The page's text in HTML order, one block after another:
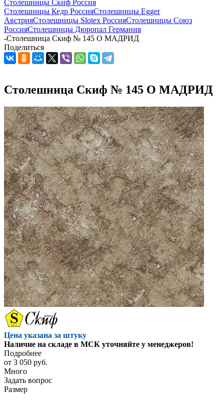
Столешницы Скиф Россия
Столешницы Кедр РоссияСтолешницы Egger
АвстрияСтолешницы Slotex РоссияСтолешницы Союз
РоссияСтолешницы Дюропал Германия
-Столешница Скиф № 145 О МАДРИД
Поделиться
Столешница Скиф № 145 О МАДРИД
Цена указана за штуку
Наличие на складе в МСК уточняйте у менеджеров!
Подробнее
от 3 050 руб.
Много
Задать вопрос
Размер